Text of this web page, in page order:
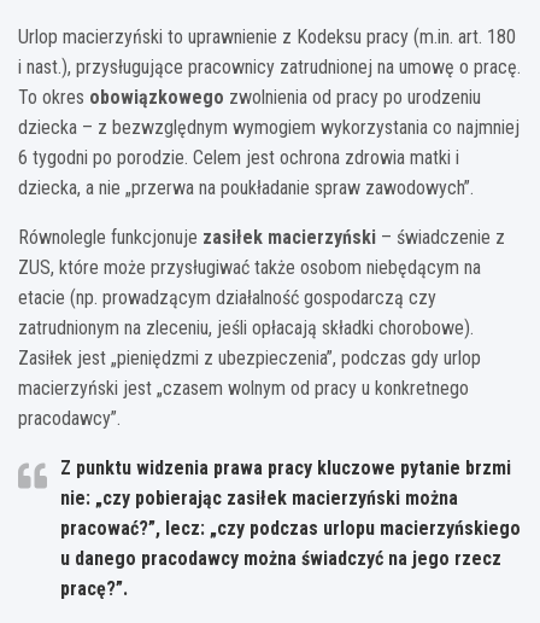
Urlop macierzyński to uprawnienie z Kodeksu pracy (m.in. art. 180
i nast.), przysługujące pracownicy zatrudnionej na umowę o pracę.
To okres obowiązkowego zwolnienia od pracy po urodzeniu
dziecka – z bezwzględnym wymogiem wykorzystania co najmniej
6 tygodni po porodzie. Celem jest ochrona zdrowia matki i
dziecka, a nie „przerwa na poukładanie spraw zawodowych”.
Równolegle funkcjonuje zasiłek macierzyński – świadczenie z
ZUS, które może przysługiwać także osobom niebędącym na
etacie (np. prowadzącym działalność gospodarczą czy
zatrudnionym na zleceniu, jeśli opłacają składki chorobowe).
Zasiłek jest „pieniędzmi z ubezpieczenia”, podczas gdy urlop
macierzyński jest „czasem wolnym od pracy u konkretnego
pracodawcy”.
Z punktu widzenia prawa pracy kluczowe pytanie brzmi
nie: „czy pobierając zasiłek macierzyński można
pracować?”, lecz: „czy podczas urlopu macierzyńskiego
u danego pracodawcy można świadczyć na jego rzecz
pracę?”.